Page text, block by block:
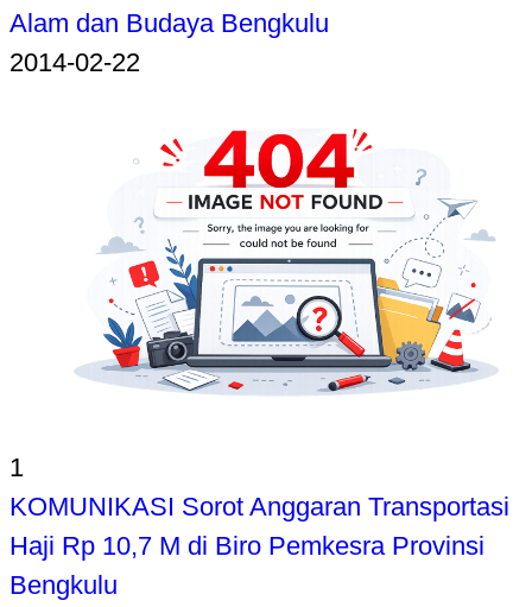
Alam dan Budaya Bengkulu
2014-02-22
1
KOMUNIKASI Sorot Anggaran Transportasi
Haji Rp 10,7 M di Biro Pemkesra Provinsi
Bengkulu